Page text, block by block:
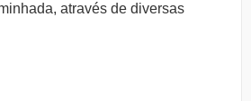
através de diversas